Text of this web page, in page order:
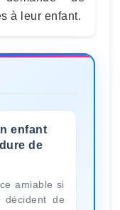
à leur enfant.
enfant
de
amiable si
de